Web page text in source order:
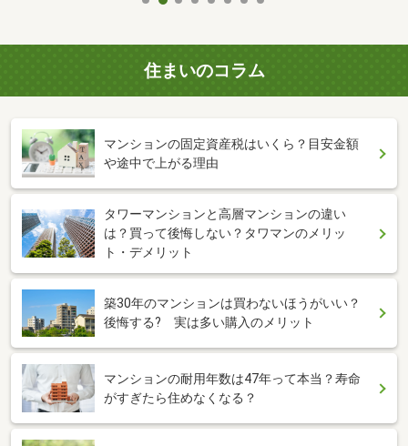
住まいのコラム
マンションの固定資産税はいくら？目安金額
や途中で上がる理由
タワーマンションと高層マンションの違い
は？買って後悔しない？タワマンのメリッ
ト・デメリット
築30年のマンションは買わないほうがいい？
後悔する? 実は多い購入のメリット
マンションの耐用年数は47年って本当？寿命
がすぎたら住めなくなる？